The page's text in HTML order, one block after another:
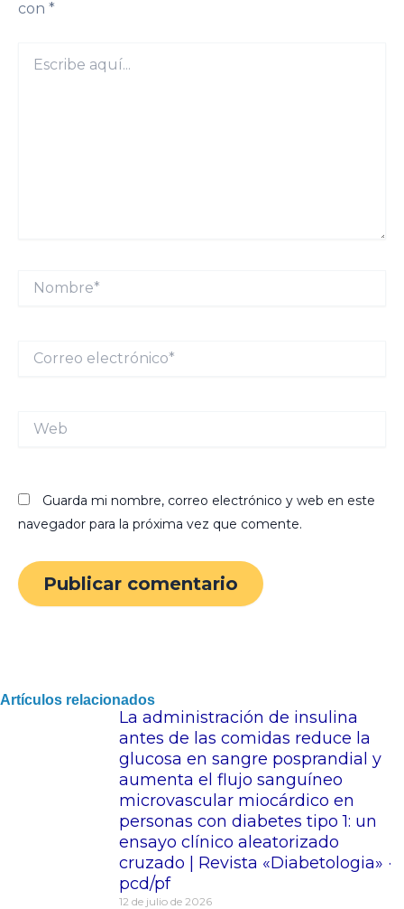
con *
aquí...
Nombre*
electrónico*
Guarda mi nombre, correo electrónico y web en este
navegador para la próxima vez que comente.
Artículos relacionados
La administración de insulina
antes de las comidas reduce la
glucosa en sangre posprandial y
aumenta el flujo sanguíneo
microvascular miocárdico en
personas con diabetes tipo 1: un
ensayo clínico aleatorizado
cruzado | Revista «Diabetologia» ·
pcd/pf
12 de julio de 2026